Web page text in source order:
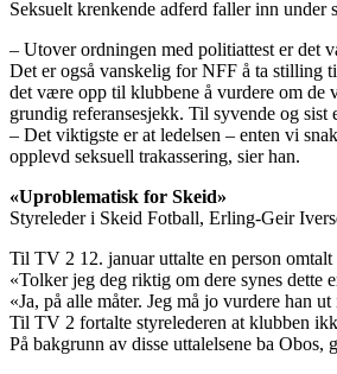
Seksuelt krenkende adferd faller inn under
– Utover ordningen med politiattest er det
Det er også vanskelig for NFF å ta stilling
det være opp til klubbene å vurdere om de
grundig referansesjekk. Til syvende og
– Det viktigste er at ledelsen – enten vi
opplevd seksuell trakassering, sier han.
«Uproblematisk for Skeid»
Styreleder i Skeid Fotball, Erling-Geir
Til TV 2 12. januar uttalte en person
«Tolker jeg deg riktig om dere synes dette
«Ja, på alle måter. Jeg må jo vurdere han
Til TV 2 fortalte styrelederen at klubben
På bakgrunn av disse uttalelsene ba